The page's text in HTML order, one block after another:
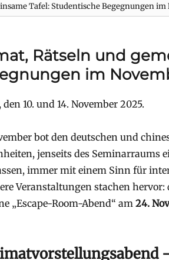
Tafel: Studentische Begegnungen im
Rätseln und
im
10. und 14. November 2025.
bot den deutschen und
jenseits des
immer mit einem Sinn für
Veranstaltungen stachen
„Escape-Room-Abend“ am 24.